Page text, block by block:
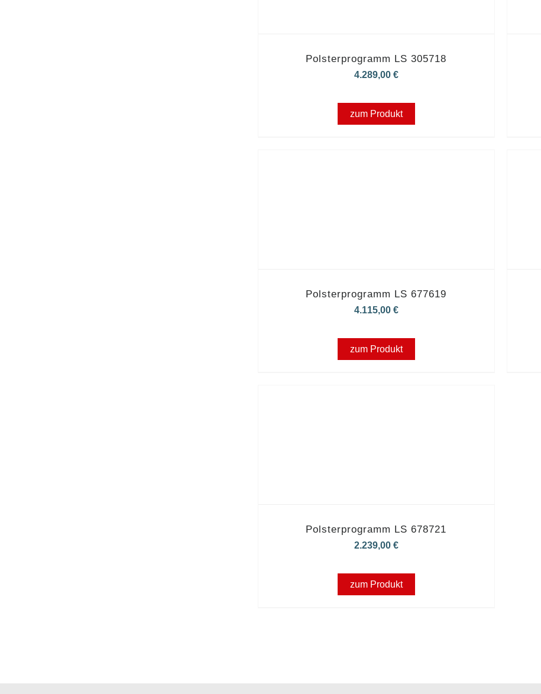
Polsterprogramm LS 305718
4.289,00 €
zum Produkt
Polsterprogramm LS 677619
4.115,00 €
zum Produkt
Polsterprogramm LS 678721
2.239,00 €
zum Produkt